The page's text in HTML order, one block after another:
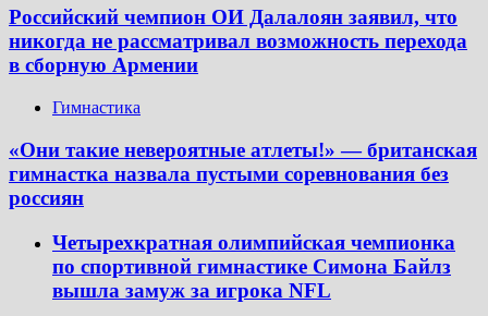
Российский чемпион ОИ Далалоян заявил, что
никогда не рассматривал возможность перехода
в сборную Армении
Гимнастика
«Они такие невероятные атлеты!» — британская
гимнастка назвала пустыми соревнования без
россиян
Четырехкратная олимпийская чемпионка
по спортивной гимнастике Симона Байлз
вышла замуж за игрока NFL